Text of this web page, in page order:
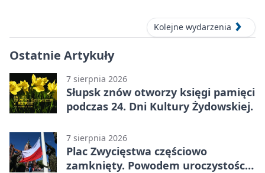
Kolejne wydarzenia
Ostatnie Artykuły
7 sierpnia 2026
Słupsk znów otworzy księgi pamięci
podczas 24. Dni Kultury Żydowskiej.
7 sierpnia 2026
Plac Zwycięstwa częściowo
zamknięty. Powodem uroczystości